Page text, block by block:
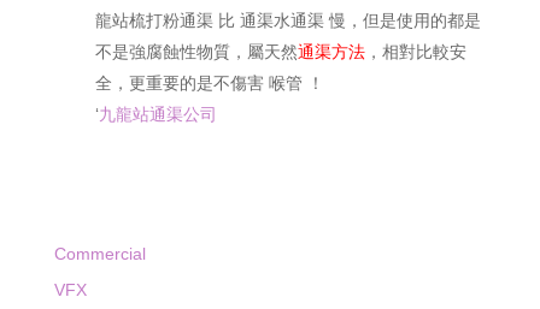
龍站梳打粉通渠 比 通渠水通渠 慢，但是使用的都是
不是強腐蝕性物質，屬天然通渠方法，相對比較安
全，更重要的是不傷害 喉管 ！
‘九龍站通渠公司
Commercial
VFX